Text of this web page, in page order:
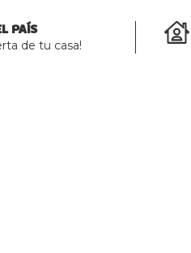
PAÍS
de tu casa!